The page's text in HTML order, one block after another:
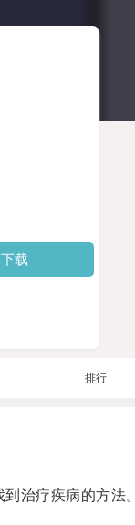
载
排行
治疗疾病的方法。